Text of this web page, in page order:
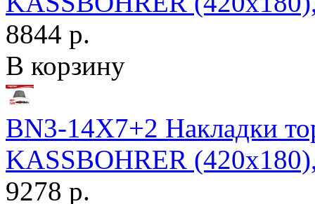
8844 р.
В корзину
BN3-14X7+2 Накладки
KASSBOHRER
9278 р.